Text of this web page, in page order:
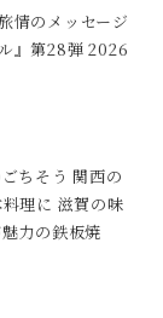
情のメッセージ
』第28弾 2026
ちそう 関西の
理に 滋賀の味
力の鉄板焼